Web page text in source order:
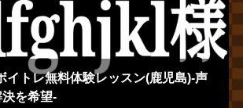
トレ無料体験レッスン(鹿児島)‐声
を希望‐